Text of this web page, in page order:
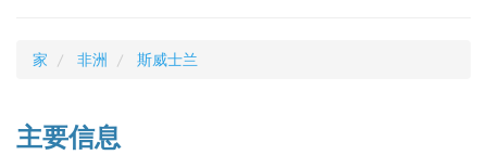
家 非洲 斯威士兰
主要信息